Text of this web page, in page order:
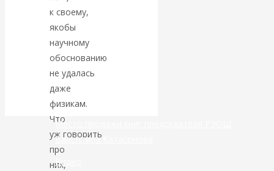
банковской
сфере России
уже начался
к своему,
якобы
научному
обоснованию
не удалась
даже
физикам.
Что
уж говорить
про
них,
Место продажи книг председателя РЭОШ
Валентина Катасонова
Видео